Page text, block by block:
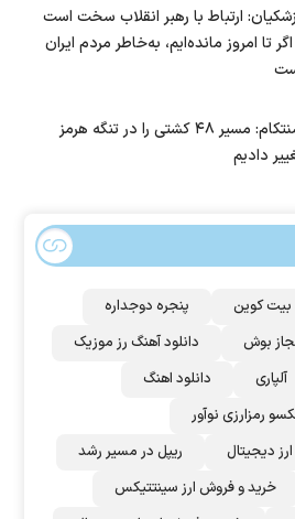
ارتباط با رهبر انقلاب سخت است
تا امروز مانده‌ایم، به‌خاطر مردم ایران
سنتکام: مسیر ۴۸ کشتی را در تنگه هرمز
دادیم
بیت کوین
پنجره دوجداره
بوش
دانلود آهنگ رز‌ موزیک
آلپاری
دانلود اهنگ
رمزارزی نوآور
دیجیتال
ریپل در مسیر رشد
خرید و فروش ارز سینتتیکس